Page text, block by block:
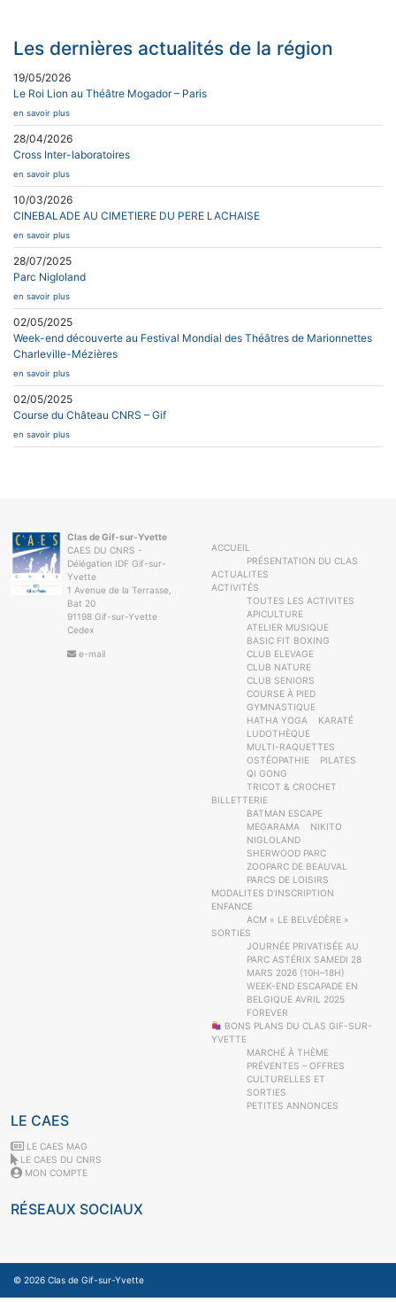
Les dernières actualités de la région
19/05/2026
Le Roi Lion au Théâtre Mogador – Paris
en savoir plus
28/04/2026
Cross Inter-laboratoires
en savoir plus
10/03/2026
CINEBALADE AU CIMETIERE DU PERE LACHAISE
en savoir plus
28/07/2025
Parc Nigloland
en savoir plus
02/05/2025
Week-end découverte au Festival Mondial des Théâtres de Marionnettes
Charleville-Mézières
en savoir plus
02/05/2025
Course du Château CNRS – Gif
en savoir plus
Clas de Gif-sur-Yvette
CAES DU CNRS -
Délégation IDF Gif-sur-
Yvette
1 Avenue de la Terrasse,
Bat 20
91198 Gif-sur-Yvette
Cedex
e-mail
ACCUEIL
PRÉSENTATION DU CLAS
ACTUALITES
ACTIVITÉS
TOUTES LES ACTIVITES
APICULTURE
ATELIER MUSIQUE
BASIC FIT BOXING
CLUB ELEVAGE
CLUB NATURE
CLUB SENIORS
COURSE À PIED
GYMNASTIQUE
HATHA YOGA
KARATÉ
LUDOTHÈQUE
MULTI-RAQUETTES
OSTÉOPATHIE
PILATES
QI GONG
TRICOT & CROCHET
BILLETTERIE
BATMAN ESCAPE
MEGARAMA
NIKITO
NIGLOLAND
SHERWOOD PARC
ZOOPARC DE BEAUVAL
PARCS DE LOISIRS
MODALITES D’INSCRIPTION
ENFANCE
ACM « LE BELVÉDÈRE »
SORTIES
JOURNÉE PRIVATISÉE AU
PARC ASTÉRIX SAMEDI 28
MARS 2026 (10H–18H)
WEEK-END ESCAPADE EN
BELGIQUE AVRIL 2025
FOREVER
BONS PLANS DU CLAS GIF-SUR-
YVETTE
MARCHÉ À THÈME
PRÉVENTES – OFFRES
CULTURELLES ET
SORTIES
PETITES ANNONCES
LE CAES
LE CAES MAG
LE CAES DU CNRS
MON COMPTE
RÉSEAUX SOCIAUX
© 2026 Clas de Gif-sur-Yvette